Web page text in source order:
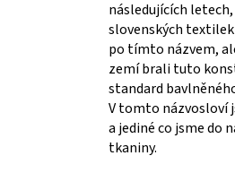
následujících
slovenských
po tímto názvem,
zemí brali tuto
standard
V tomto názvosloví
a jediné co jsme do
tkaniny.